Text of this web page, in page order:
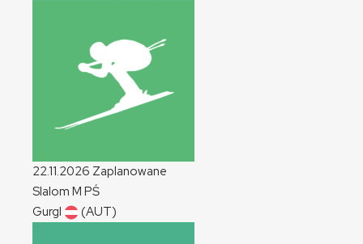
22.11.2026 Zaplanowane
Slalom M PŚ
Gurgl
(AUT)